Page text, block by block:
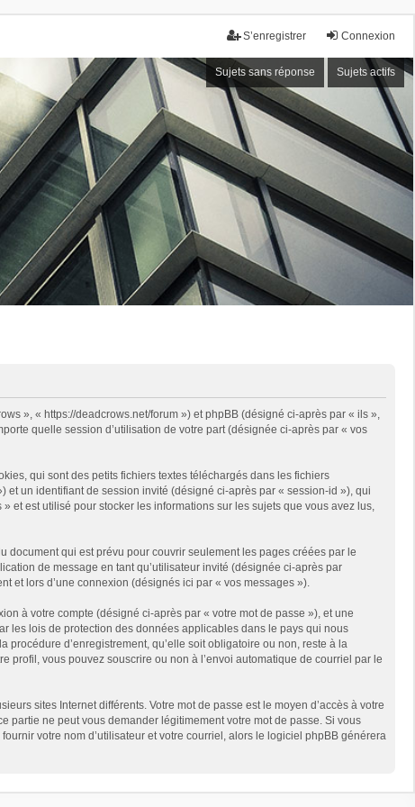
Connexion
S’enregistrer
Sujets sans réponse Sujets actifs
», « https://deadcrows.net/forum ») et phpBB (désigné ci-après par « ils »,
quelle session d’utilisation de votre part (désignée ci-après par « vos
qui sont des petits fichiers textes téléchargés dans les fichiers
un identifiant de session invité (désigné ci-après par « session-id »), qui
et est utilisé pour stocker les informations sur les sujets que vous avez lus,
qui est prévu pour couvrir seulement les pages créées par le
de message en tant qu’utilisateur invité (désignée ci-après par
et lors d’une connexion (désignés ici par « vos messages »).
à votre compte (désigné ci-après par « votre mot de passe »), et une
les lois de protection des données applicables dans le pays qui nous
d’enregistrement, qu’elle soit obligatoire ou non, reste à la
profil, vous pouvez souscrire ou non à l’envoi automatique de courriel par le
sites Internet différents. Votre mot de passe est le moyen d’accès à votre
partie ne peut vous demander légitimement votre mot de passe. Si vous
votre nom d’utilisateur et votre courriel, alors le logiciel phpBB générera